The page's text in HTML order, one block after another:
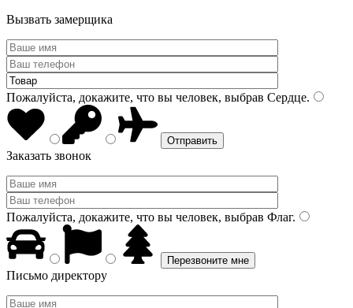
Вызвать замерщика
Пожалуйста, докажите, что вы человек, выбрав Сердце.
Заказать звонок
Пожалуйста, докажите, что вы человек, выбрав Флаг.
Письмо директору